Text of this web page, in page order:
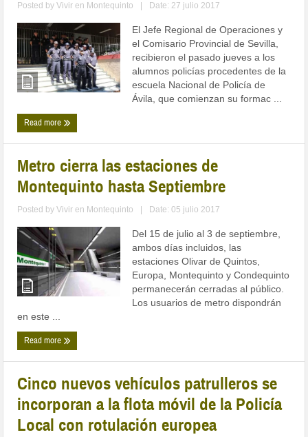
Posted byVivir en Montequinto Date: 27 julio 2017
El Jefe Regional de Operaciones y
el Comisario Provincial de Sevilla,
recibieron el pasado jueves a los
alumnos policías procedentes de la
escuela Nacional de Policía de
Ávila, que comienzan su formac ...
Read more
Metro cierra las estaciones de
Montequinto hasta Septiembre
Posted byVivir en Montequinto Date: 05 julio 2017
Del 15 de julio al 3 de septiembre,
ambos días incluidos, las
estaciones Olivar de Quintos,
Europa, Montequinto y Condequinto
permanecerán cerradas al público.
Los usuarios de metro dispondrán
en este ...
Read more
Cinco nuevos vehículos patrulleros se
incorporan a la flota móvil de la Policía
Local con rotulación europea